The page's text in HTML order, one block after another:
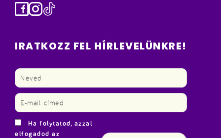
Facebook
Instagram
TikTok
IRATKOZZ FEL HÍRLEVELÜNKRE!
Ha folytatod, azzal
elfogadod az